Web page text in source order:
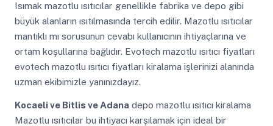
Isımak mazotlu ısıtıcılar genellikle fabrika ve depo gibi
büyük alanların ısıtılmasında tercih edilir. Mazotlu ısıtıcılar
mantıklı mı sorusunun cevabı kullanıcının ihtiyaçlarına ve
ortam koşullarına bağlıdır. Evotech mazotlu ısıtıcı fiyatları
evotech mazotlu ısıtıcı fiyatları kiralama işlerinizi alanında
uzman ekibimizle yanınızdayız.
Kocaeli ve Bitlis ve Adanadepo mazotlu ısıtıcı kiralama
Mazotlu ısıtıcılar bu ihtiyacı karşılamak için ideal bir